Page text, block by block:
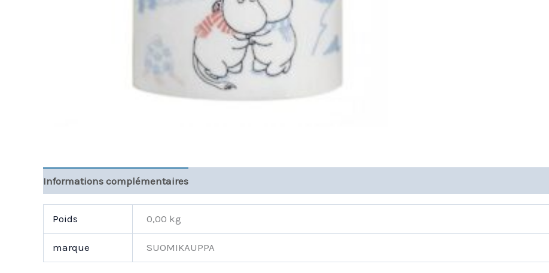
Informations complémentaires
Poids 0,00 kg
marque SUOMIKAUPPA